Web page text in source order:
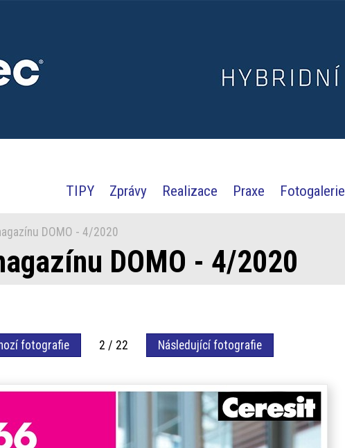
TIPY Zprávy Realizace Praxe Fotogalerie
DOMO - 4/2020
DOMO - 4/2020
fotografie 2 / 22 Následující fotografie